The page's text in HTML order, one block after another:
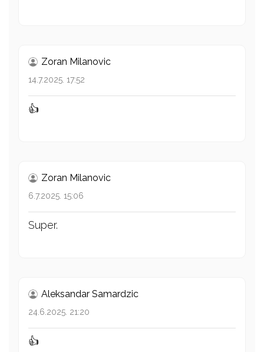
Zoran Milanovic
14.7.2025. 17:52
👍
Zoran Milanovic
6.7.2025. 15:06
Super.
Aleksandar Samardzic
24.6.2025. 21:20
👍